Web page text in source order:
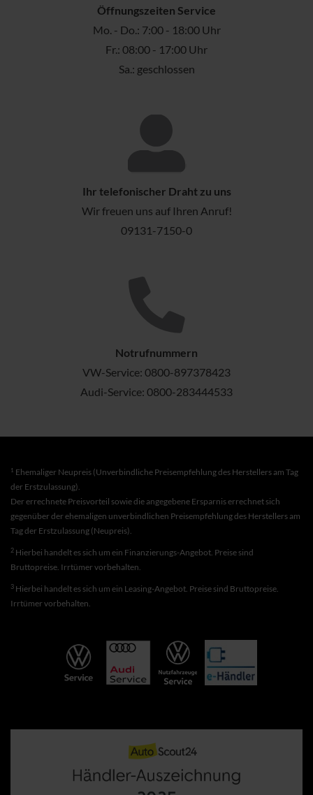
Öffnungszeiten Service
Mo. - Do.: 7:00 - 18:00 Uhr
Fr.: 08:00 - 17:00 Uhr
Sa.: geschlossen
Ihr telefonischer Draht zu uns
Wir freuen uns auf Ihren Anruf!
09131-7150-0
Notrufnummern
VW-Service: 0800-897378423
Audi-Service: 0800-283444533
1 Ehemaliger Neupreis (Unverbindliche Preisempfehlung des Herstellers am Tag
der Erstzulassung).
Der errechnete Preisvorteil sowie die angegebene Ersparnis errechnet sich
gegenüber der ehemaligen unverbindlichen Preisempfehlung des Herstellers am
Tag der Erstzulassung (Neupreis).
2 Hierbei handelt es sich um ein Finanzierungs-Angebot. Preise sind
Bruttopreise. Irrtümer vorbehalten.
3 Hierbei handelt es sich um ein Leasing-Angebot. Preise sind Bruttopreise.
Irrtümer vorbehalten.